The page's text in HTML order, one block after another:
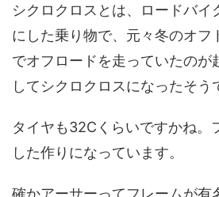
シクロクロスとは、ロードバイ
にした乗り物で、元々冬のオフ
でオフロードを走っていたのが
してシクロクロスになったそう
タイヤも32Cくらいですかね。
した作りになっています。
確かアーサーってフレームが有